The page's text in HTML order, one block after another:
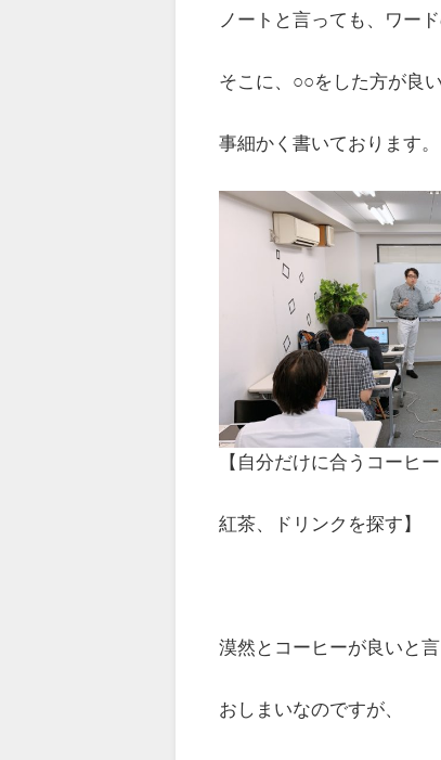
ノートと言っても、ワー
そこに、○○をした方が良い
事細かく書いております。
【自分だけに合うコーヒ
紅茶、ドリンクを探す】
漠然とコーヒーが良いと言
おしまいなのですが、